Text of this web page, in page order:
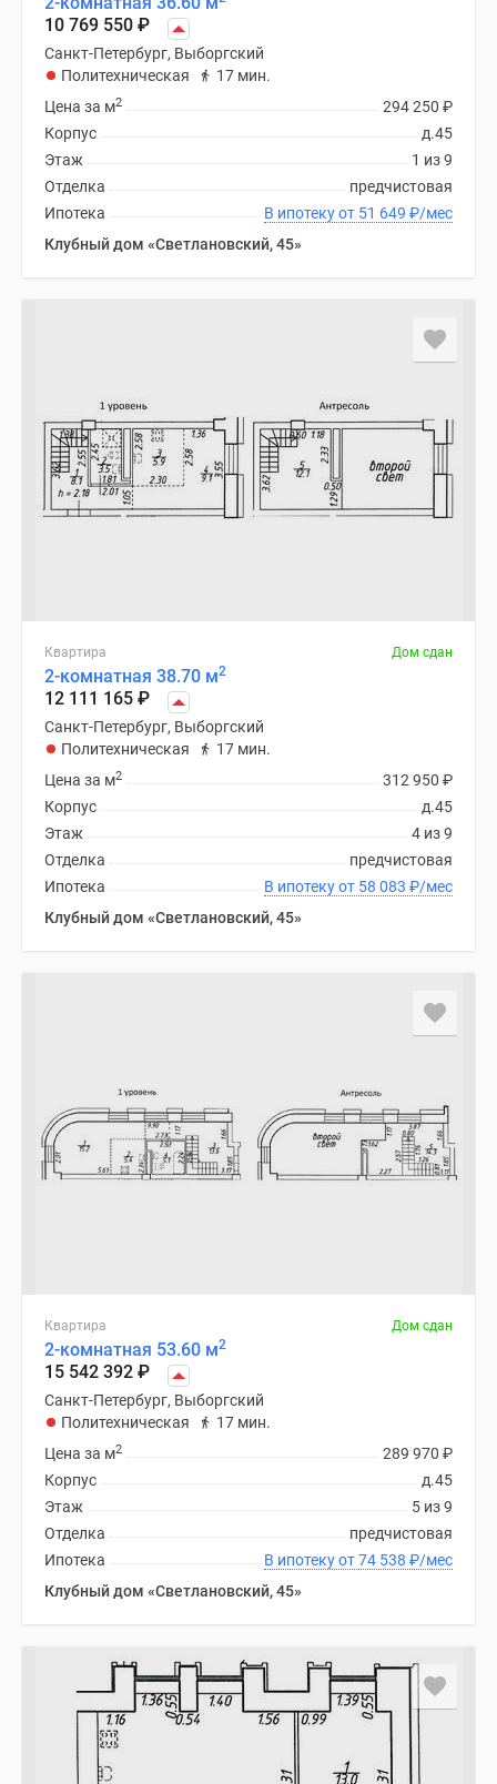
10 769 550 ₽
Санкт-Петербург, Выборгский
Политехническая
17 мин.
294 250 ₽
Цена за м2
д.45
Корпус
1 из 9
Этаж
предчистовая
Отделка
В ипотеку от 51 649 ₽/мес
Ипотека
Клубный дом «Светлановский, 45»
Квартира Дом сдан
2-комнатная 38.70 м2
12 111 165 ₽
Санкт-Петербург, Выборгский
Политехническая
17 мин.
312 950 ₽
Цена за м2
д.45
Корпус
4 из 9
Этаж
предчистовая
Отделка
В ипотеку от 58 083 ₽/мес
Ипотека
Клубный дом «Светлановский, 45»
Квартира Дом сдан
2-комнатная 53.60 м2
15 542 392 ₽
Санкт-Петербург, Выборгский
Политехническая
17 мин.
289 970 ₽
Цена за м2
д.45
Корпус
5 из 9
Этаж
предчистовая
Отделка
В ипотеку от 74 538 ₽/мес
Ипотека
Клубный дом «Светлановский, 45»